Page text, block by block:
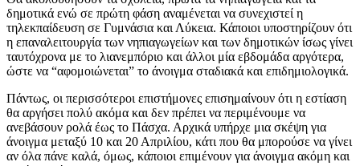
δημοτικά ενώ σε πρώτη φάση αναμένεται να συνεχιστεί η
τηλεκπαίδευση σε Γυμνάσια και Λύκεια. Κάποιοι υποστηρίζουν ότι
η επαναλειτουργία των νηπιαγωγείων και των δημοτικών ίσως γίνει
ταυτόχρονα με το λιανεμπόριο και άλλοι μία εβδομάδα αργότερα,
ώστε να “αφομοιώνεται” το άνοιγμα σταδιακά και επιδημιολογικά.
Πάντως, οι περισσότεροι επιστήμονες επισημαίνουν ότι η εστίαση
θα αργήσει πολύ ακόμα και δεν πρέπει να περιμένουμε να
ανεβάσουν ρολά έως το Πάσχα. Αρχικά υπήρχε μια σκέψη για
άνοιγμα μεταξύ 10 και 20 Απριλίου, κάτι που θα μπορούσε να γίνει
αν όλα πάνε καλά, όμως, κάποιοι επιμένουν για άνοιγμα ακόμη και